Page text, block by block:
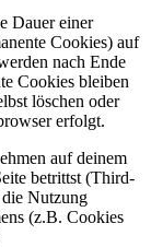
Dauer einer
Cookies) auf
nach Ende
Cookies bleiben
löschen oder
erfolgt.
auf deinem
betrittst (Third-
Nutzung
(z.B. Cookies